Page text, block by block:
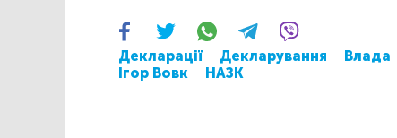
Декларації Декларування Влада
Ігор Вовк
НАЗК